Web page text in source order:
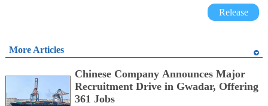
Release
More Articles
Chinese Company Announces Major
Recruitment Drive in Gwadar, Offering
361 Jobs